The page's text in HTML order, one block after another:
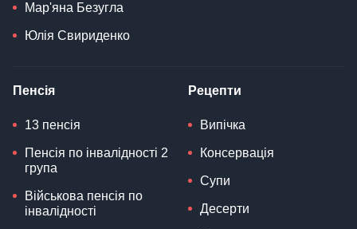
Мар'яна Безугла
Юлія Свириденко
Пенсія
13 пенсія
Пенсія по інвалідності 2
група
Військова пенсія по
інвалідності
Рецепти
Випічка
Консервація
Супи
Десерти